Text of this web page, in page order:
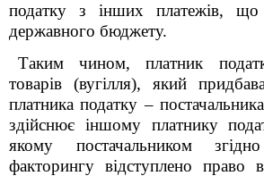
податку з інших платежів, що
державного бюджету.
Таким чином, платник
товарів (вугілля), який
платника податку –
здійснює іншому платнику
якому постачальником
факторингу відступлено право